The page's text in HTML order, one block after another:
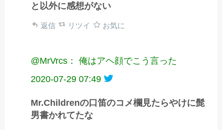
と以外に感想がない
返信 リツイ お気に
@MrVrcs： 俺はアヘ顔でこう言った
2020-07-29 07:49
Mr.Childrenの口笛のコメ欄見たらやけに髭
男書かれてたな